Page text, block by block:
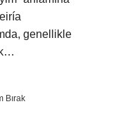
genellikle
Bırak